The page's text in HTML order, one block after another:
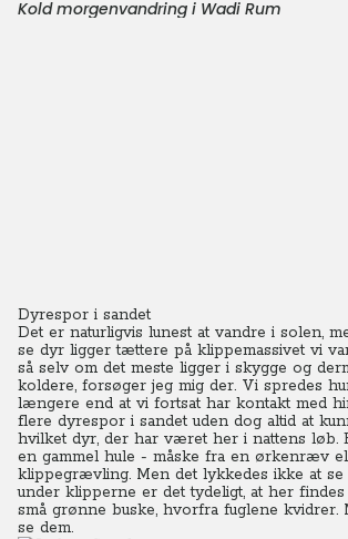
Kold morgenvandring i Wadi Rum
Dyrespor i sandet
Det er naturligvis lunest at vandre i solen,
se dyr ligger tættere på klippemassivet vi
så selv om det meste ligger i skygge og
koldere, forsøger jeg mig der. Vi spredes
længere end at vi fortsat har kontakt med
flere dyrespor i sandet uden dog altid at
hvilket dyr, der har været her i nattens løb.
en gammel hule - måske fra en ørkenræv
klippegrævling. Men det lykkedes ikke at
under klipperne er det tydeligt, at her
små grønne buske, hvorfra fuglene kvidrer.
se dem.